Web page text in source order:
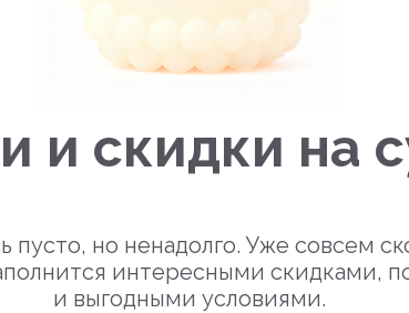
и скидки на
пусто, но ненадолго. Уже совсем
интересными скидками,
и выгодными условиями.